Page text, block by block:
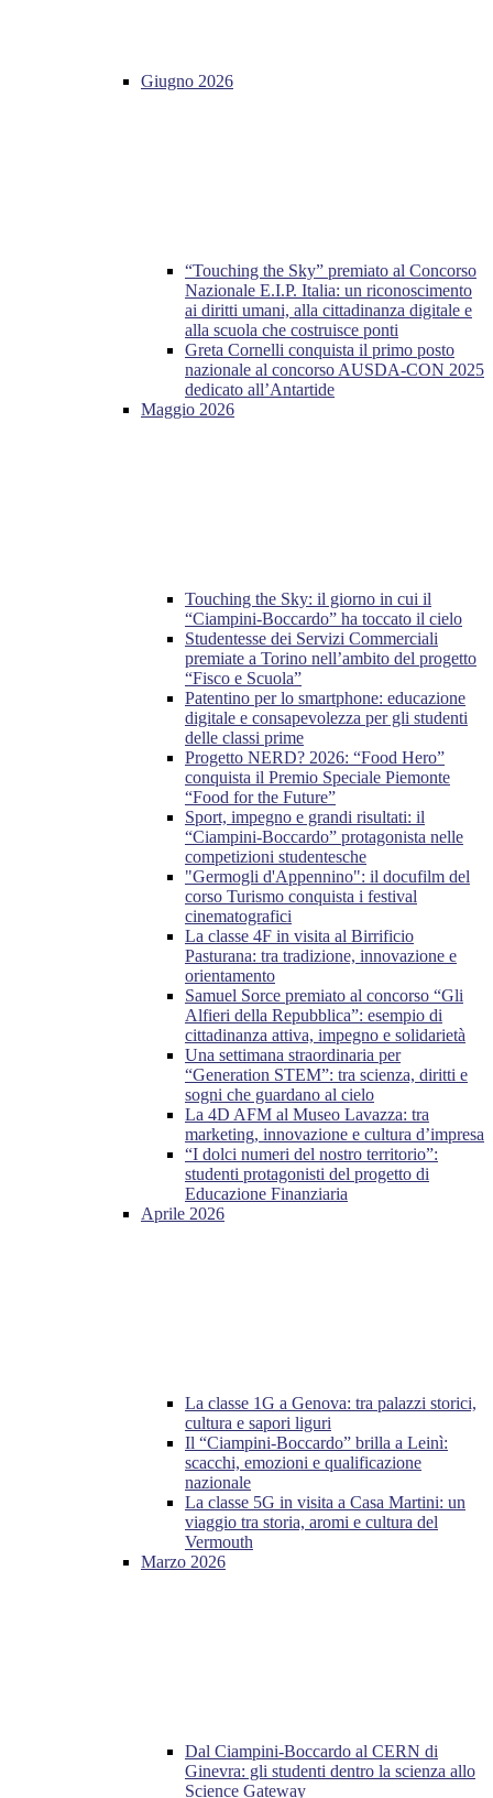
Giugno 2026
“Touching the Sky” premiato al Concorso
Nazionale E.I.P. Italia: un riconoscimento
ai diritti umani, alla cittadinanza digitale e
alla scuola che costruisce ponti
Greta Cornelli conquista il primo posto
nazionale al concorso AUSDA-CON 2025
dedicato all’Antartide
Maggio 2026
Touching the Sky: il giorno in cui il
“Ciampini-Boccardo” ha toccato il cielo
Studentesse dei Servizi Commerciali
premiate a Torino nell’ambito del progetto
“Fisco e Scuola”
Patentino per lo smartphone: educazione
digitale e consapevolezza per gli studenti
delle classi prime
Progetto NERD? 2026: “Food Hero”
conquista il Premio Speciale Piemonte
“Food for the Future”
Sport, impegno e grandi risultati: il
“Ciampini-Boccardo” protagonista nelle
competizioni studentesche
"Germogli d'Appennino": il docufilm del
corso Turismo conquista i festival
cinematografici
La classe 4F in visita al Birrificio
Pasturana: tra tradizione, innovazione e
orientamento
Samuel Sorce premiato al concorso “Gli
Alfieri della Repubblica”: esempio di
cittadinanza attiva, impegno e solidarietà
Una settimana straordinaria per
“Generation STEM”: tra scienza, diritti e
sogni che guardano al cielo
La 4D AFM al Museo Lavazza: tra
marketing, innovazione e cultura d’impresa
“I dolci numeri del nostro territorio”:
studenti protagonisti del progetto di
Educazione Finanziaria
Aprile 2026
La classe 1G a Genova: tra palazzi storici,
cultura e sapori liguri
Il “Ciampini-Boccardo” brilla a Leinì:
scacchi, emozioni e qualificazione
nazionale
La classe 5G in visita a Casa Martini: un
viaggio tra storia, aromi e cultura del
Vermouth
Marzo 2026
Dal Ciampini-Boccardo al CERN di
Ginevra: gli studenti dentro la scienza allo
Science Gateway